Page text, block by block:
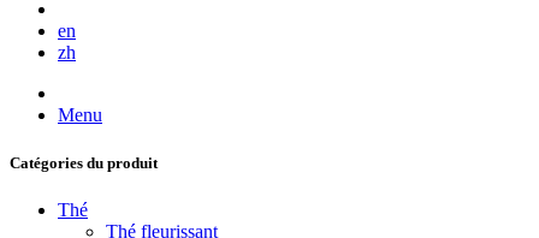
en
zh
Menu
Catégories du produit
Thé
Thé fleurissant